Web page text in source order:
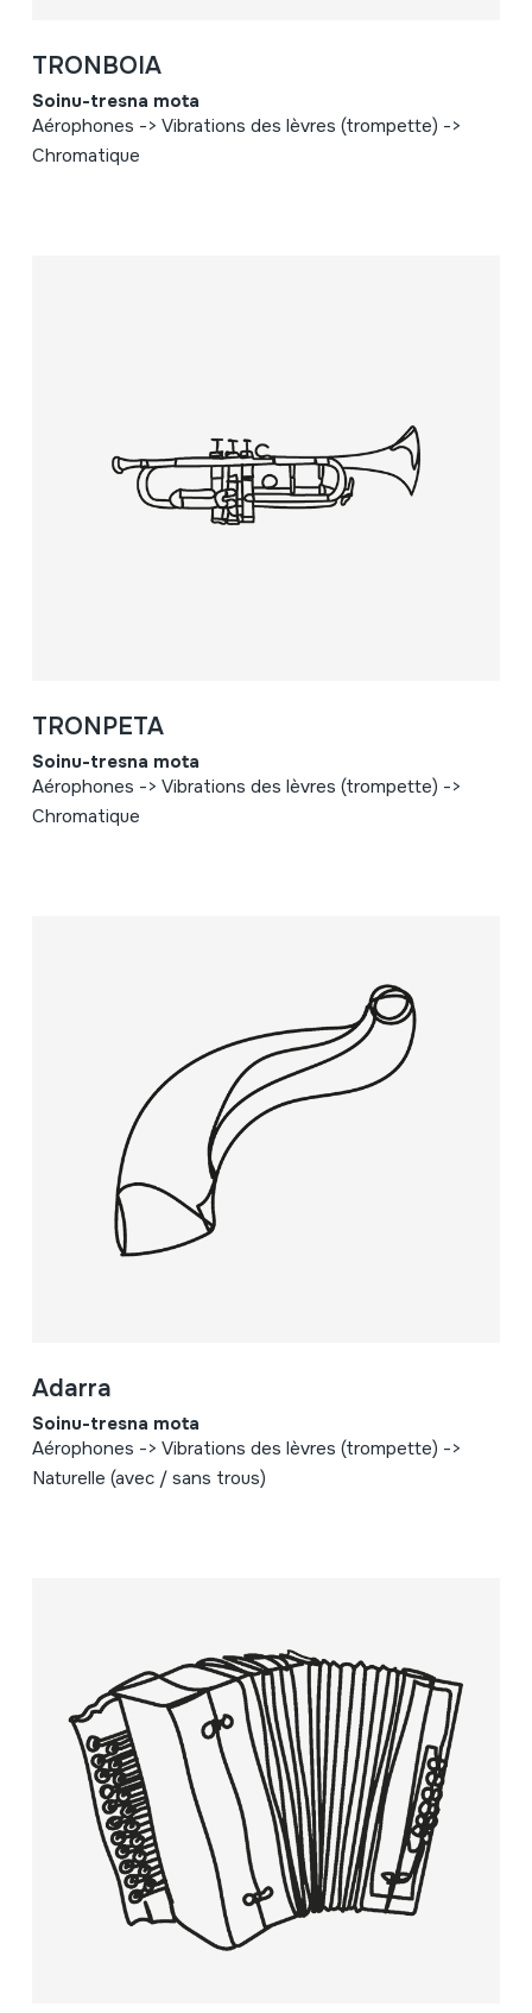
TRONBOIA
Soinu-tresna mota
Aérophones -> Vibrations des lèvres (trompette) ->
Chromatique
TRONPETA
Soinu-tresna mota
Aérophones -> Vibrations des lèvres (trompette) ->
Chromatique
Adarra
Soinu-tresna mota
Aérophones -> Vibrations des lèvres (trompette) ->
Naturelle (avec / sans trous)